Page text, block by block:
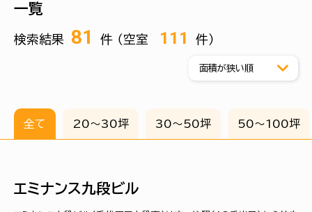
一覧
検索結果 81 件 （空室 111 件）
全て 20〜30坪 30〜50坪 50〜100坪
エミナンス九段ビル